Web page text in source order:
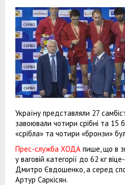
Україну представляли 27
завоювали чотири срібні та
«срібла» та чотири «бронзи»
Прес-служба ХОДА пише, що в
у ваговій категорії до 62 кг
Дмитро Євдошенко, а серед
Артур Саркісян.